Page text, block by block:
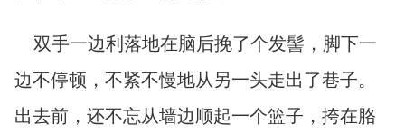
双手一边利落地在脑后挽了个发髻，脚下一
边不停顿，不紧不慢地从另一头走出了巷子。
出去前，还不忘从墙边顺起一个篮子，挎在胳